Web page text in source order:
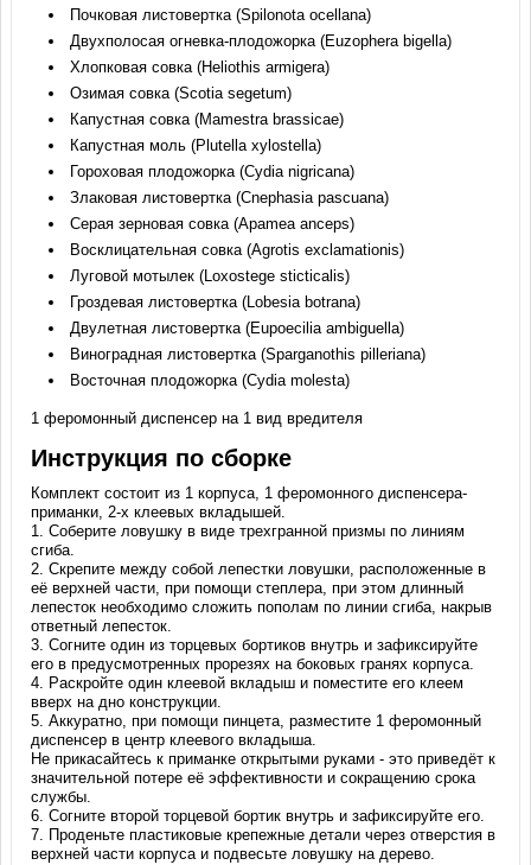
Почковая листовертка (Spilonota ocellana)
Двухполосая огневка-плодожорка (Euzophera bigella)
Хлопковая совка (Heliothis armigera)
Озимая совка (Scotia segetum)
Капустная совка (Mamestra brassicae)
Капустная моль (Plutella xylostella)
Гороховая плодожорка (Cydia nigricana)
Злаковая листовертка (Cnephasia pascuana)
Серая зерновая совка (Apamea anceps)
Восклицательная совка (Agrotis exclamationis)
Луговой мотылек (Loxostege sticticalis)
Гроздевая листовертка (Lobesia botrana)
Двулетная листовертка (Eupoecilia ambiguella)
Виноградная листовертка (Sparganothis pilleriana)
Восточная плодожорка (Cydia molesta)
1 феромонный диспенсер на 1 вид вредителя
Инструкция по сборке
Комплект состоит из 1 корпуса, 1 феромонного диспенсера-
приманки, 2-х клеевых вкладышей.
1. Соберите ловушку в виде трехгранной призмы по линиям
сгиба.
2. Скрепите между собой лепестки ловушки, расположенные в
её верхней части, при помощи степлера, при этом длинный
лепесток необходимо сложить пополам по линии сгиба, накрыв
ответный лепесток.
3. Согните один из торцевых бортиков внутрь и зафиксируйте
его в предусмотренных прорезях на боковых гранях корпуса.
4. Раскройте один клеевой вкладыш и поместите его клеем
вверх на дно конструкции.
5. Аккуратно, при помощи пинцета, разместите 1 феромонный
диспенсер в центр клеевого вкладыша.
Не прикасайтесь к приманке открытыми руками - это приведёт к
значительной потере её эффективности и сокращению срока
службы.
6. Согните второй торцевой бортик внутрь и зафиксируйте его.
7. Проденьте пластиковые крепежные детали через отверстия в
верхней части корпуса и подвесьте ловушку на дерево.